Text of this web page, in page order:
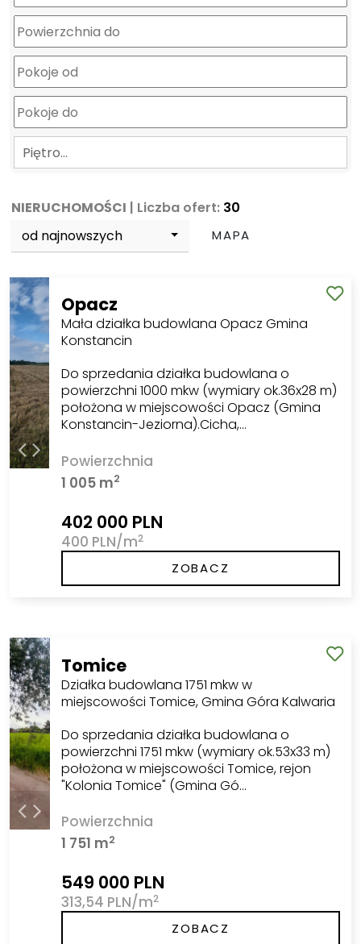
Piętro…
NIERUCHOMOŚCI | Liczba ofert: 30
od najnowszych
MAPA
Opacz
Mała działka budowlana Opacz Gmina
Konstancin
Do sprzedania działka budowlana o
powierzchni 1000 mkw (wymiary ok.36x28 m)
położona w miejscowości Opacz (Gmina
Konstancin-Jeziorna).Cicha,…
Powierzchnia
1 005 m2
402 000 PLN
400 PLN/m2
ZOBACZ
Tomice
Działka budowlana 1751 mkw w
miejscowości Tomice, Gmina Góra Kalwaria
Do sprzedania działka budowlana o
powierzchni 1751 mkw (wymiary ok.53x33 m)
położona w miejscowości Tomice, rejon
"Kolonia Tomice" (Gmina Gó…
Powierzchnia
1 751 m2
549 000 PLN
313,54 PLN/m2
ZOBACZ